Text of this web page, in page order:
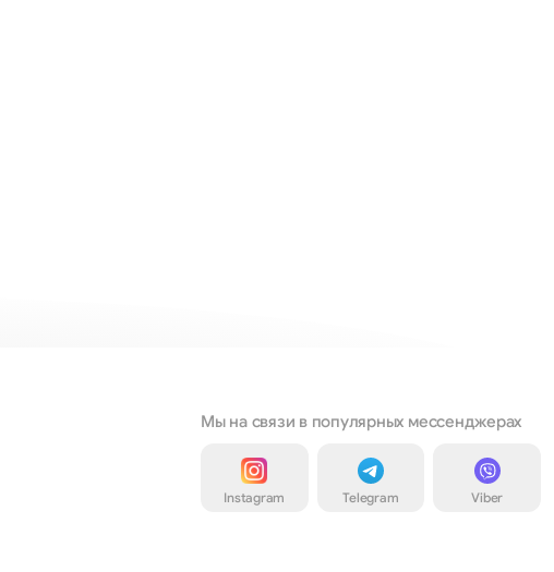
Мы на связи в популярных мессенджерах
Instagram Telegram Viber